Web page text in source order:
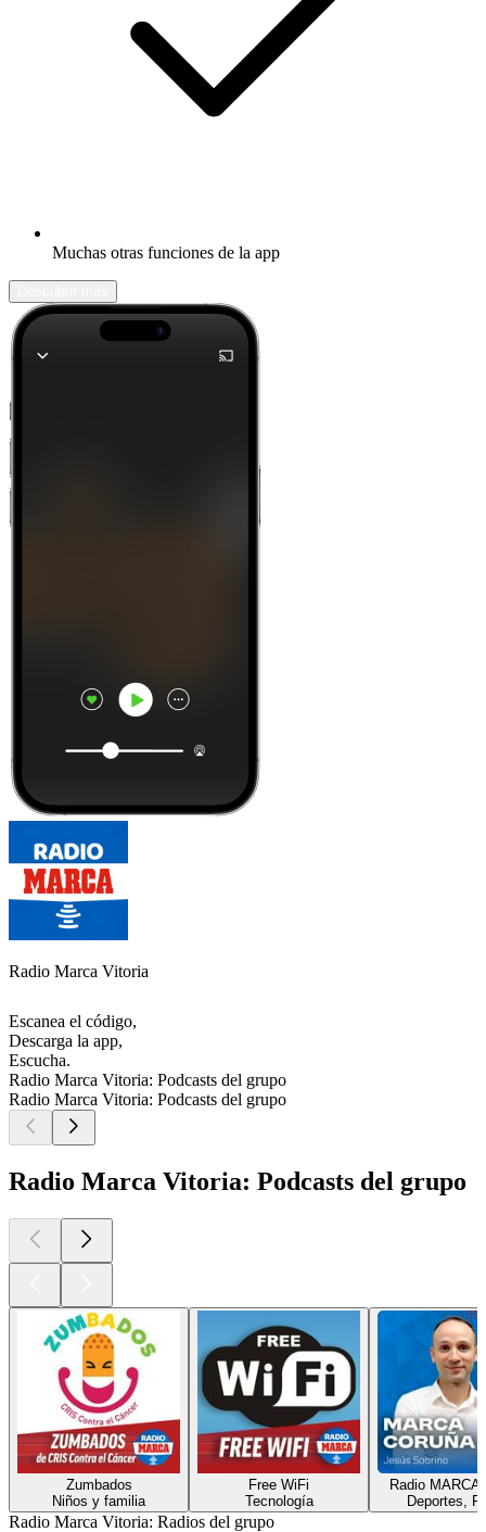
Muchas otras funciones de la app
Radio Marca Vitoria
Escanea el código,
Descarga la app,
Escucha.
Radio Marca Vitoria: Podcasts del grupo
Radio Marca Vitoria: Podcasts del grupo
Radio Marca Vitoria: Podcasts del grupo
Zumbados
Niños y familia
Free WiFi
Tecnología
Radio MARCA
Deportes,
Radio Marca Vitoria: Radios del grupo